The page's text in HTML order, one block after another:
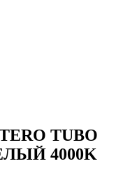
TUBO
4000K